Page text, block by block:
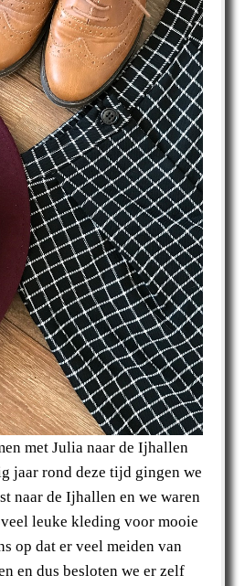
met Julia naar de Ijhallen
jaar rond deze tijd gingen we
naar de Ijhallen en we waren
leuke kleding voor mooie
op dat er veel meiden van
en dus besloten we er zelf